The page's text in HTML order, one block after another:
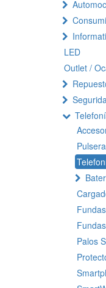
LED
Outlet /
Fundas
Palos